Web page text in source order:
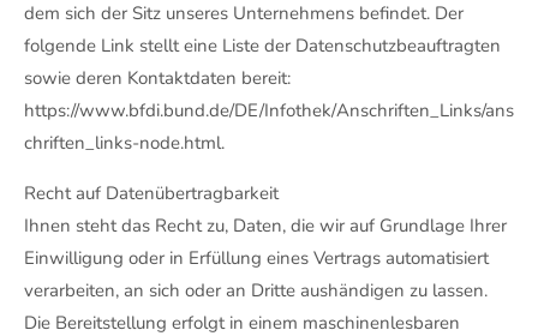
dem sich der Sitz unseres Unternehmens befindet. Der
folgende Link stellt eine Liste der Datenschutzbeauftragten
sowie deren Kontaktdaten bereit:
https://www.bfdi.bund.de/DE/Infothek/Anschriften_Links/ans
chriften_links-node.html.
Recht auf Datenübertragbarkeit
Ihnen steht das Recht zu, Daten, die wir auf Grundlage Ihrer
Einwilligung oder in Erfüllung eines Vertrags automatisiert
verarbeiten, an sich oder an Dritte aushändigen zu lassen.
Die Bereitstellung erfolgt in einem maschinenlesbaren